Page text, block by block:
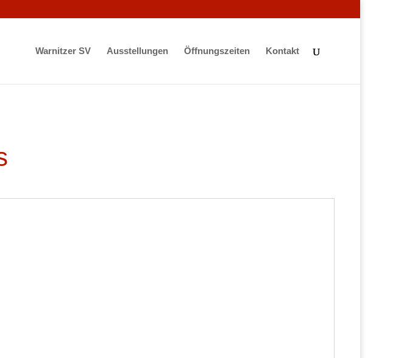
Warnitzer SV Ausstellungen Öffnungszeiten Kontakt